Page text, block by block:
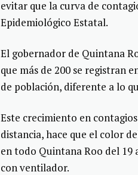
evitar que la curva de
Epidemiológico Estatal.
El gobernador de Quintana
que más de 200 se registran
de población, diferente a lo
Este crecimiento en
distancia, hace que el color
en todo Quintana Roo del 19
con ventilador.